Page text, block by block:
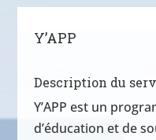
Y’APP
Description du
Y’APP est un
d’éducation et de